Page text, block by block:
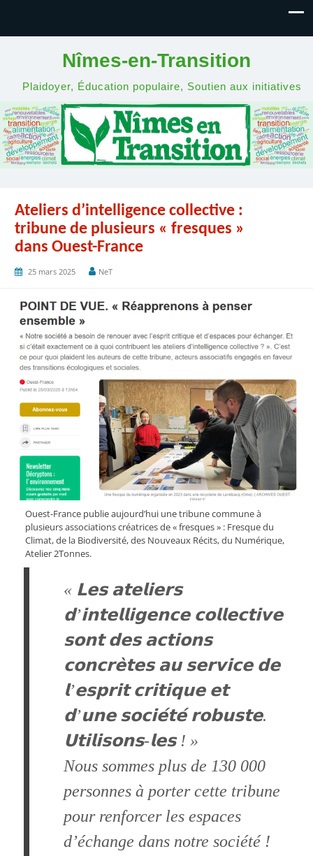
Nîmes-en-Transition
Plaidoyer, Éducation populaire, Soutien aux initiatives
Ateliers d’intelligence collective :
tribune de plusieurs « fresques »
dans Ouest-France
25 mars 2025 NeT
Ouest-France publie aujourd’hui une tribune commune à
plusieurs associations créatrices de « fresques » : Fresque du
Climat, de la Biodiversité, des Nouveaux Récits, du Numérique,
Atelier 2Tonnes.
« 𝗟𝗲𝘀 𝗮𝘁𝗲𝗹𝗶𝗲𝗿𝘀
𝗱’𝗶𝗻𝘁𝗲𝗹𝗹𝗶𝗴𝗲𝗻𝗰𝗲 𝗰𝗼𝗹𝗹𝗲𝗰𝘁𝗶𝘃𝗲
𝘀𝗼𝗻𝘁 𝗱𝗲𝘀 𝗮𝗰𝘁𝗶𝗼𝗻𝘀
𝗰𝗼𝗻𝗰𝗿𝗲̀𝘁𝗲𝘀 𝗮𝘂 𝘀𝗲𝗿𝘃𝗶𝗰𝗲 𝗱𝗲
𝗹’𝗲𝘀𝗽𝗿𝗶𝘁 𝗰𝗿𝗶𝘁𝗶𝗾𝘂𝗲 𝗲𝘁
𝗱’𝘂𝗻𝗲 𝘀𝗼𝗰𝗶𝗲́𝘁𝗲́ 𝗿𝗼𝗯𝘂𝘀𝘁𝗲.
𝗨𝘁𝗶𝗹𝗶𝘀𝗼𝗻𝘀-𝗹𝗲𝘀 ! »
Nous sommes plus de 130 000
personnes à porter cette tribune
pour renforcer les espaces
d’échange dans notre société !